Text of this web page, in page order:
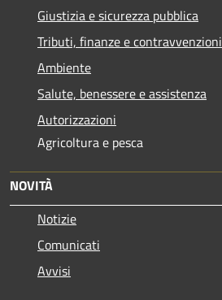
Giustizia e sicurezza pubblica
Tributi, finanze e contravvenzioni
Ambiente
Salute, benessere e assistenza
Autorizzazioni
Agricoltura e pesca
NOVITÀ
Notizie
Comunicati
Avvisi